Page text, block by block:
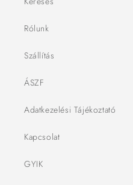
Rólunk
Szállítás
ÁSZF
Adatkezelési Tájékoztató
Kapcsolat
GYIK